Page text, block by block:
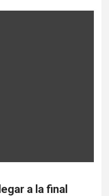
a la final